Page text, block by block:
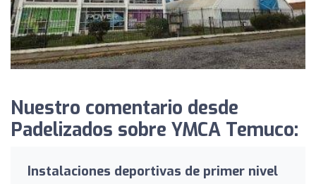
Nuestro comentario desde
Padelizados sobre YMCA Temuco:
Instalaciones deportivas de primer nivel